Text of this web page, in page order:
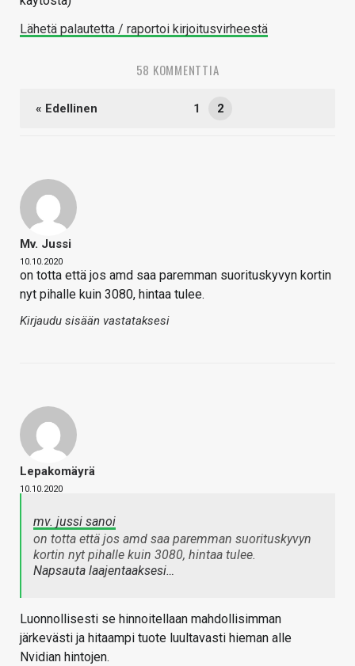
Lähetä palautetta / raportoi kirjoitusvirheestä
58 KOMMENTTIA
« Edellinen 1 2
Mv. Jussi
10.10.2020
on totta että jos amd saa paremman suorituskyvyn kortin
nyt pihalle kuin 3080, hintaa tulee.
Kirjaudu sisään vastataksesi
Lepakomäyrä
10.10.2020
mv. jussi sanoi
on totta että jos amd saa paremman suorituskyvyn
kortin nyt pihalle kuin 3080, hintaa tulee.
Napsauta laajentaaksesi…
Luonnollisesti se hinnoitellaan mahdollisimman
järkevästi ja hitaampi tuote luultavasti hieman alle
Nvidian hintojen.